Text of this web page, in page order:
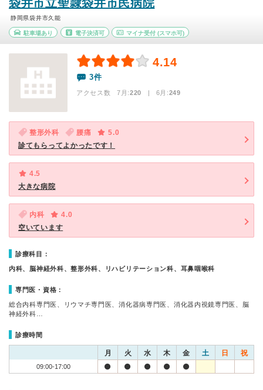
袋井市立聖隷袋井市民病院
静岡県袋井市久能
駐車場あり 電子決済可 マイナ受付 (スマホ可)
4.14
3件
アクセス数 7月:220 | 6月:249
整形外科 腰痛
5.0
診てもらってよかったです！
4.5
大きな病院
内科
4.0
空いています
診療科目：
内科、脳神経外科、整形外科、リハビリテーション科、耳鼻咽喉科
専門医・資格：
総合内科専門医、リウマチ専門医、消化器病専門医、消化器内視鏡専門医、脳
神経外科…
診療時間
月 火 水 木 金 土 日 祝
09:00-17:00